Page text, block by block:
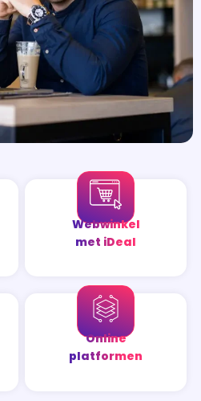
Webwinkel
met iDeal
Online
platformen